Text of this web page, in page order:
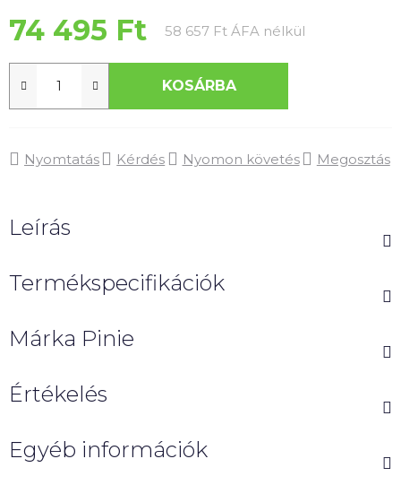
74 495 Ft 58 657 Ft ÁFA nélkül
KOSÁRBA
Nyomtatás Kérdés Nyomon követés Megosztás
Leírás
Termékspecifikációk
Márka Pinie
Értékelés
Egyéb információk